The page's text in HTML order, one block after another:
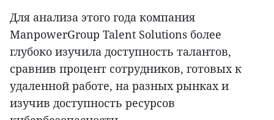
Для анализа этого года компания
ManpowerGroup Talent Solutions более
глубоко изучила доступность талантов,
сравнив процент сотрудников, готовых к
удаленной работе, на разных рынках и
изучив доступность ресурсов